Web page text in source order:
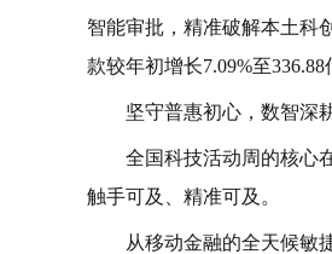
智能审批，精准破解本土科
款较年初增长7.09%至336.88
坚守普惠初心，数智深
全国科技活动周的核心
触手可及、精准可及。
从移动金融的全天候敏